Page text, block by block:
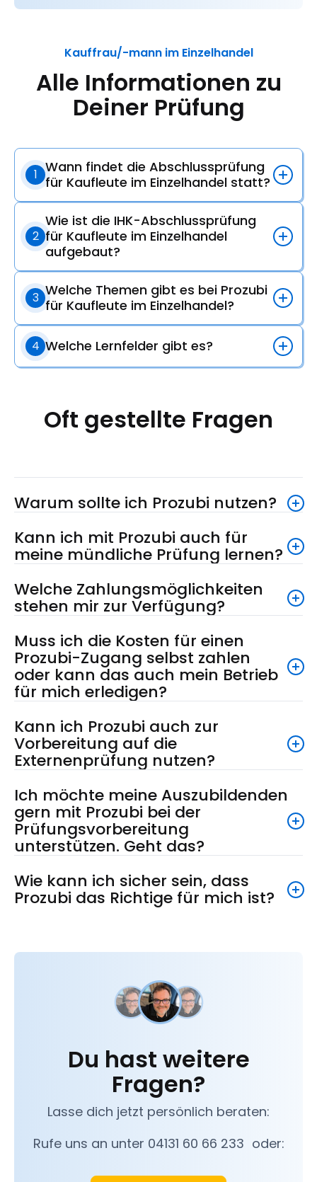
Kauffrau/-mann im Einzelhandel
Alle Informationen zu
Deiner Prüfung
1 Wann findet die Abschlussprüfung
für Kaufleute im Einzelhandel statt?
2
Wie ist die IHK-Abschlussprüfung
für Kaufleute im Einzelhandel
aufgebaut?
3 Welche Themen gibt es bei Prozubi
für Kaufleute im Einzelhandel?
4 Welche Lernfelder gibt es?
Oft gestellte Fragen
Warum sollte ich Prozubi nutzen?
Kann ich mit Prozubi auch für
meine mündliche Prüfung lernen?
Welche Zahlungsmöglichkeiten
stehen mir zur Verfügung?
Muss ich die Kosten für einen
Prozubi-Zugang selbst zahlen
oder kann das auch mein Betrieb
für mich erledigen?
Kann ich Prozubi auch zur
Vorbereitung auf die
Externenprüfung nutzen?
Ich möchte meine Auszubildenden
gern mit Prozubi bei der
Prüfungsvorbereitung
unterstützen. Geht das?
Wie kann ich sicher sein, dass
Prozubi das Richtige für mich ist?
Du hast weitere
Fragen?
Lasse dich jetzt persönlich beraten:
Rufe uns an unter 04131 60 66 233 oder: